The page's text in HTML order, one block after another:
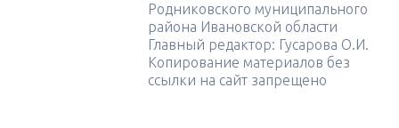
Родниковского муниципального
района Ивановской области
Главный редактор: Гусарова О.И.
Копирование материалов без
ссылки на сайт запрещено